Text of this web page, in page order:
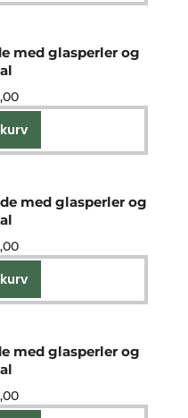
med glasperler og
med glasperler og
med glasperler og